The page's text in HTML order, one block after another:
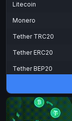
Litecoin
Monero
Tether TRC20
Tether ERC20
Tether BEP20
Toncoin
Dogecoin